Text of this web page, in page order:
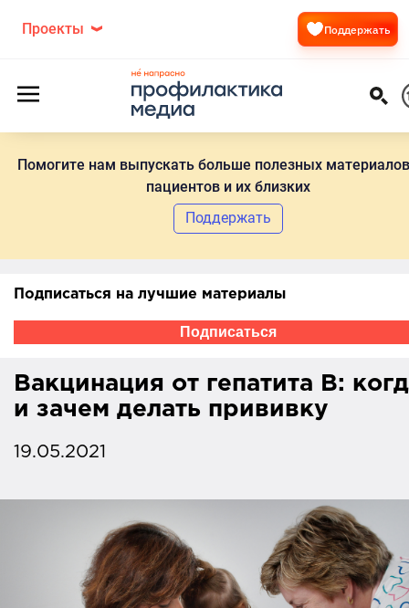
Помогите нам выпускать больше полезных
пациентов и их близких
Поддержать
Проекты Поддержать
Подписаться на лучшие материалы
Подписаться
Вакцинация от гепатита B:
и зачем делать прививку
19.05.2021